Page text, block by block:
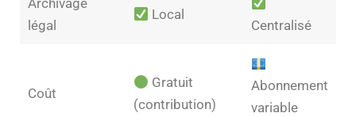
Archivage
légal
Local
Centralisé
Coût
Gratuit
(contribution)
Abonnement
variable